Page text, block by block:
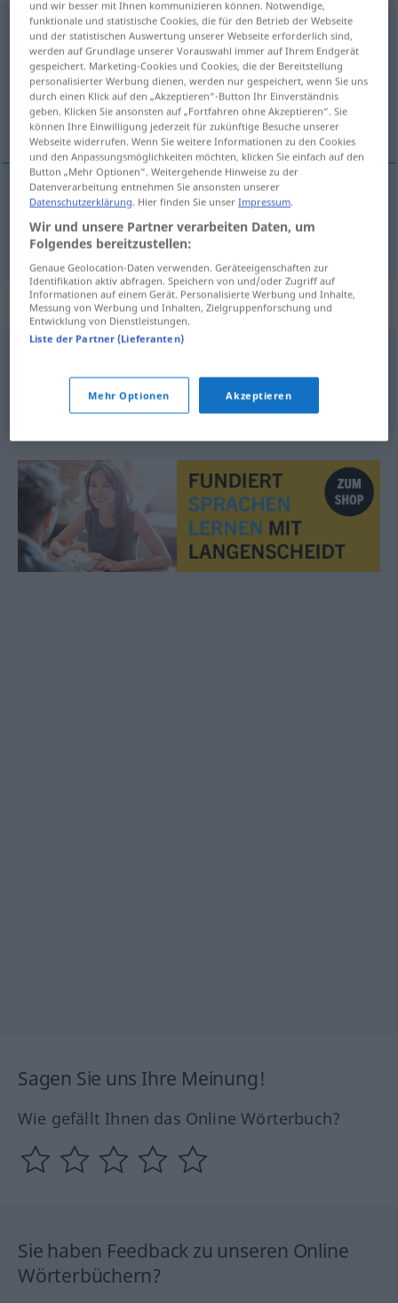
Vorlesungf
Übersicht aller Übersetzungen
(Für mehr Details die Übersetzung anklicken/antippen)
college
(het) (hoor)college
Synonyme für "Vorlesung"
© OpenThesaurus.de
Sagen Sie uns Ihre Meinung!
Wie gefällt Ihnen das Online Wörterbuch?
Sie haben Feedback zu unseren Online
Wörterbüchern?
und wir besser mit Ihnen kommunizieren können. Notwendige,
funktionale und statistische Cookies, die für den Betrieb der Webseite
und der statistischen Auswertung unserer Webseite erforderlich sind,
werden auf Grundlage unserer Vorauswahl immer auf Ihrem Endgerät
gespeichert. Marketing-Cookies und Cookies, die der Bereitstellung
personalisierter Werbung dienen, werden nur gespeichert, wenn Sie uns
durch einen Klick auf den „Akzeptieren“-Button Ihr Einverständnis
geben. Klicken Sie ansonsten auf „Fortfahren ohne Akzeptieren“. Sie
können Ihre Einwilligung jederzeit für zukünftige Besuche unserer
Webseite widerrufen. Wenn Sie weitere Informationen zu den Cookies
und den Anpassungsmöglichkeiten möchten, klicken Sie einfach auf den
Button „Mehr Optionen“. Weitergehende Hinweise zu der
Datenverarbeitung entnehmen Sie ansonsten unserer
Datenschutzerklärung. Hier finden Sie unserImpressum.
Wir und unsere Partner verarbeiten Daten, um
Folgendes bereitzustellen:
Genaue Geolocation-Daten verwenden. Geräteeigenschaften zur
Identifikation aktiv abfragen. Speichern von und/oder Zugriff auf
Informationen auf einem Gerät. Personalisierte Werbung und Inhalte,
Messung von Werbung und Inhalten, Zielgruppenforschung und
Entwicklung von Dienstleistungen.
Liste der Partner (Lieferanten)
Mehr Optionen Akzeptieren